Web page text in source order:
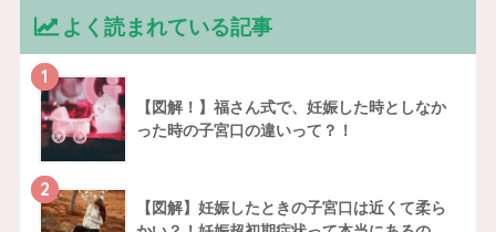
よく読まれている記事
1
【図解！】福さん式で、妊娠した時としなか
った時の子宮口の違いって？！
2
【図解】妊娠したときの子宮口は近くて柔ら